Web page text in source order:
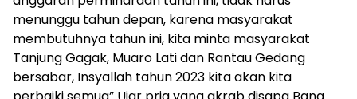
menunggu tahun depan, karena masyarakat
membutuhnya tahun ini, kita minta masyarakat
Tanjung Gagak, Muaro Lati dan Rantau Gedang
bersabar, Insyallah tahun 2023 kita akan kita